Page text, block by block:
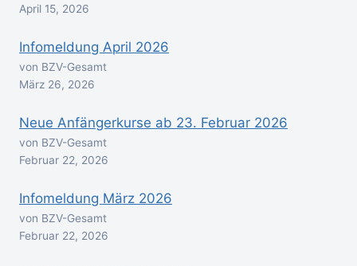
April 15, 2026
Infomeldung April 2026
von BZV-Gesamt
März 26, 2026
Neue Anfängerkurse ab 23. Februar 2026
von BZV-Gesamt
Februar 22, 2026
Infomeldung März 2026
von BZV-Gesamt
Februar 22, 2026